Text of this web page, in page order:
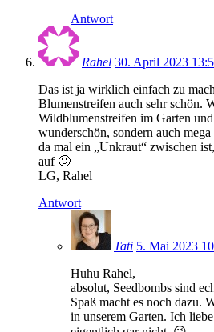
Antwort
Rahel 30. April 2023
Das ist ja wirklich einfach zu
Blumenstreifen auch sehr schön.
Wildblumenstreifen im Garten
wunderschön, sondern auch
da mal ein „Unkraut“ zwischen
auf 🙂
LG, Rahel
Antwort
Tati 5. Mai 2023
Huhu Rahel,
absolut, Seedbombs sind
Spaß macht es noch dazu.
in unserem Garten. Ich